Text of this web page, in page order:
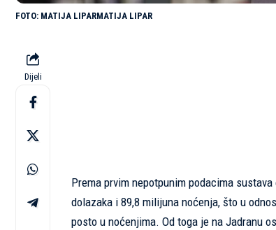
MATIJA LIPARMATIJA LIPAR
Dijeli
Prema prvim nepotpunim podacima
dolazaka i 89,8 milijuna noćenja, što u
posto u noćenjima. Od toga je na Jadranu